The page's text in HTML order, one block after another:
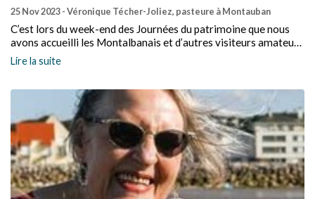
25 Nov 2023- Véronique Técher-Joliez, pasteure à Montauban
C’est lors du week-end des Journées du patrimoine que nous
avons accueilli les Montalbanais et d’autres visiteurs amateurs
de patrimoine architectural au temple des Carmes.
Lire la suite